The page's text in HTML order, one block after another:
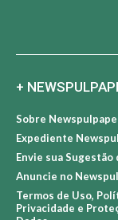
+
Sobre
Expediente
Envie sua Sugestão
Anuncie no
Termos de Uso,
Privacidade e